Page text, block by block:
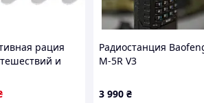
рация
и
до 4 км без
Радиостанция
M-5R V3
3 990 ₴